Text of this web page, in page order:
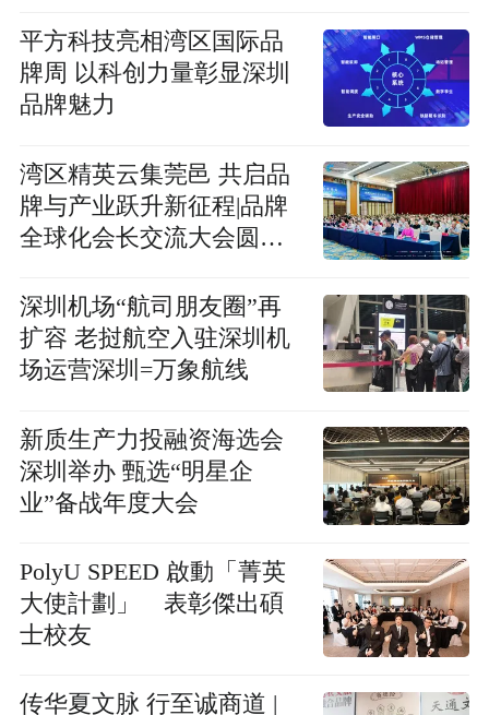
平方科技亮相湾区国际品
牌周 以科创力量彰显深圳
品牌魅力
湾区精英云集莞邑 共启品
牌与产业跃升新征程|品牌
全球化会长交流大会圆满
深圳机场“航司朋友圈”再
扩容 老挝航空入驻深圳机
场运营深圳=万象航线
新质生产力投融资海选会
深圳举办 甄选“明星企
业”备战年度大会
PolyU SPEED 啟動「菁英
大使計劃」 表彰傑出碩
士校友
传华夏文脉 行至诚商道 |